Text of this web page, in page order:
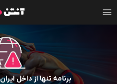
برنامه تنها از داخل